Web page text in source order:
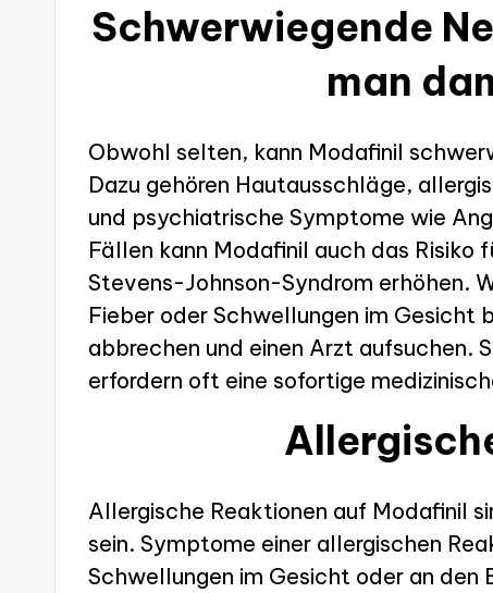
Schwerwiegende
man
Obwohl selten, kann Modafinil
Dazu gehören Hautausschläge,
und psychiatrische Symptome wie
Fällen kann Modafinil auch das
Stevens-Johnson-Syndrom erhöhen.
Fieber oder Schwellungen im Gesicht
abbrechen und einen Arzt aufsuchen.
erfordern oft eine sofortige
Allergische Reaktionen auf Modafinil
sein. Symptome einer allergischen
Schwellungen im Gesicht oder an